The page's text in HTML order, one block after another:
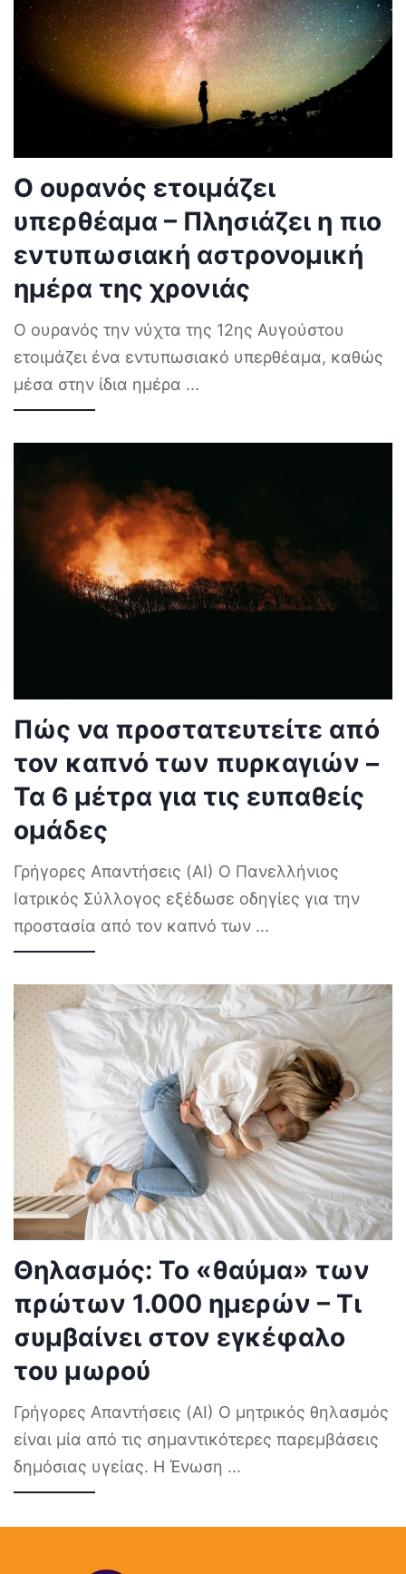
Ο ουρανός ετοιμάζει
υπερθέαμα – Πλησιάζει η πιο
εντυπωσιακή αστρονομική
ημέρα της χρονιάς
Ο ουρανός την νύχτα της 12ης Αυγούστου
ετοιμάζει ένα εντυπωσιακό υπερθέαμα, καθώς
μέσα στην ίδια ημέρα ...
Πώς να προστατευτείτε από
τον καπνό των πυρκαγιών –
Τα 6 μέτρα για τις ευπαθείς
ομάδες
Γρήγορες Απαντήσεις (AI) Ο Πανελλήνιος
Ιατρικός Σύλλογος εξέδωσε οδηγίες για την
προστασία από τον καπνό των ...
Θηλασμός: Το «θαύμα» των
πρώτων 1.000 ημερών – Τι
συμβαίνει στον εγκέφαλο
του μωρού
Γρήγορες Απαντήσεις (AI) Ο μητρικός θηλασμός
είναι μία από τις σημαντικότερες παρεμβάσεις
δημόσιας υγείας. Η Ένωση ...